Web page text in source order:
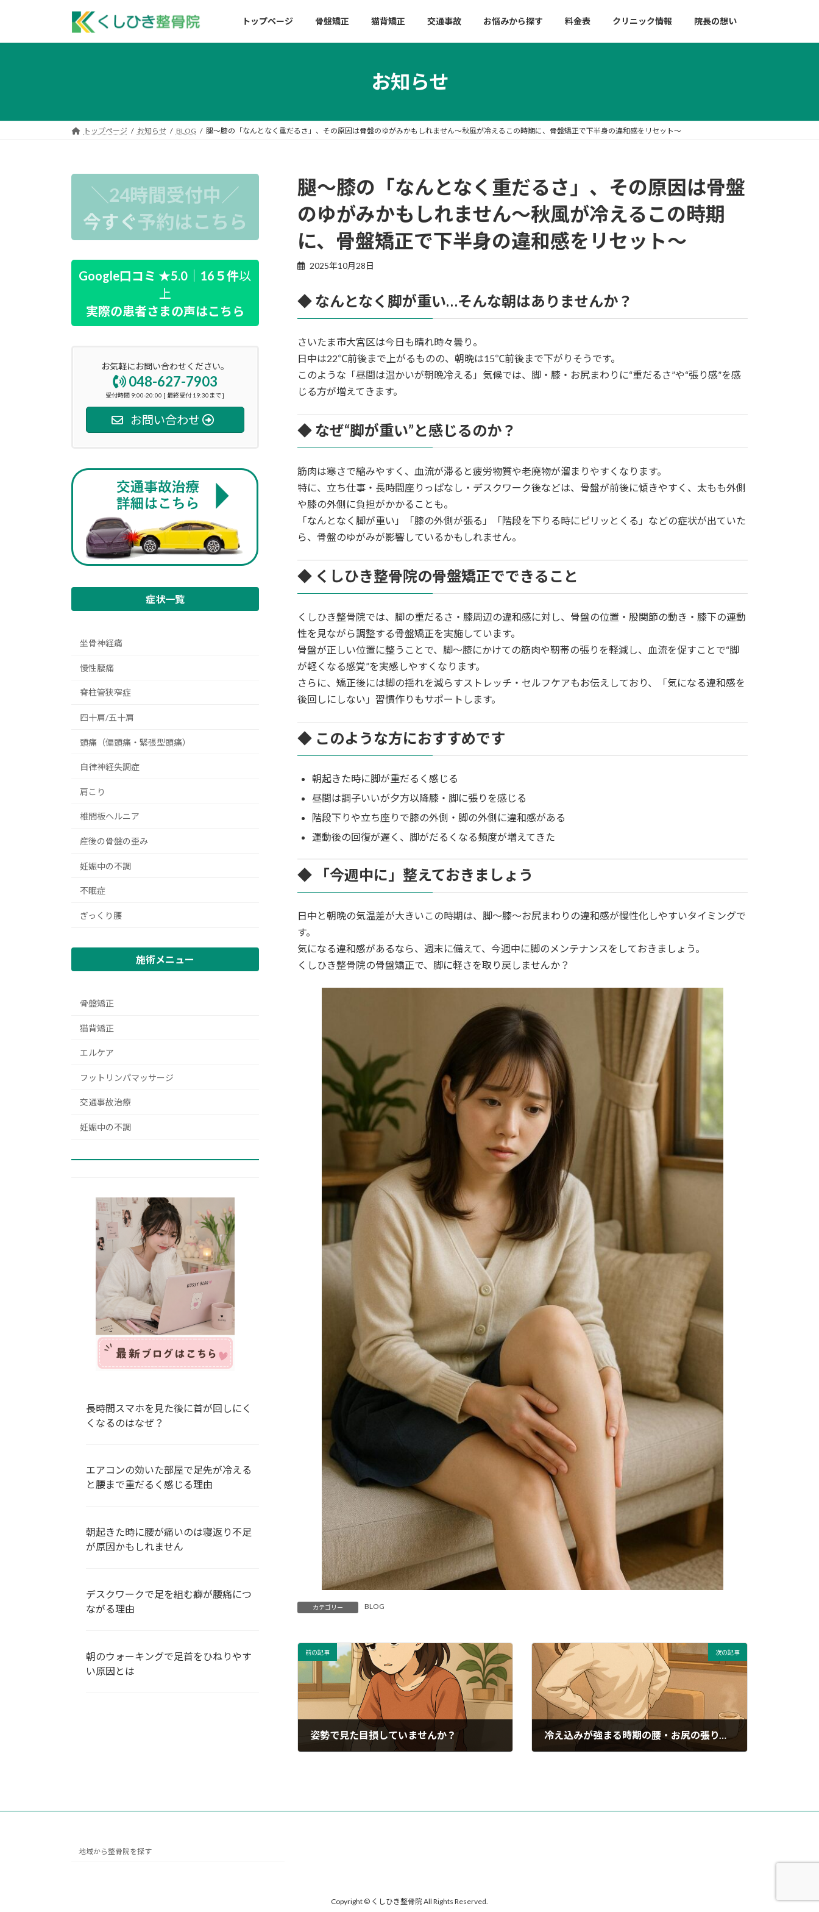
ッ
移
トップページ 骨盤矯正 猫背矯正 交通事故 お悩みから探す 料金表 クリニック情報 院長の想い
お知らせ
トップページ お知らせ BLOG 腿〜膝の「なんとなく重だるさ」、その原因は骨盤のゆがみかもしれません〜秋風が冷えるこの時期に、骨盤矯正で下半身の違和感をリセット〜
腿〜膝の「なんとなく重だるさ」、その原因は骨盤
のゆがみかもしれません〜秋風が冷えるこの時期
に、骨盤矯正で下半身の違和感をリセット〜
2025年10月28日
◆ なんとなく脚が重い…そんな朝はありませんか？
さいたま市大宮区は今日も晴れ時々曇り。
日中は22℃前後まで上がるものの、朝晩は15℃前後まで下がりそうです。
このような「昼間は温かいが朝晩冷える」気候では、脚・膝・お尻まわりに“重だるさ”や“張り感”を感
じる方が増えてきます。
◆ なぜ“脚が重い”と感じるのか？
筋肉は寒さで縮みやすく、血流が滞ると疲労物質や老廃物が溜まりやすくなります。
特に、立ち仕事・長時間座りっぱなし・デスクワーク後などは、骨盤が前後に傾きやすく、太もも外側
や膝の外側に負担がかかることも。
「なんとなく脚が重い」「膝の外側が張る」「階段を下りる時にピリッとくる」などの症状が出ていた
ら、骨盤のゆがみが影響しているかもしれません。
◆ くしひき整骨院の骨盤矯正でできること
くしひき整骨院では、脚の重だるさ・膝周辺の違和感に対し、骨盤の位置・股関節の動き・膝下の連動
性を見ながら調整する骨盤矯正を実施しています。
骨盤が正しい位置に整うことで、脚〜膝にかけての筋肉や靭帯の張りを軽減し、血流を促すことで“脚
が軽くなる感覚”を実感しやすくなります。
さらに、矯正後には脚の揺れを減らすストレッチ・セルフケアもお伝えしており、「気になる違和感を
後回しにしない」習慣作りもサポートします。
◆ このような方におすすめです
朝起きた時に脚が重だるく感じる
昼間は調子いいが夕方以降膝・脚に張りを感じる
階段下りや立ち座りで膝の外側・脚の外側に違和感がある
運動後の回復が遅く、脚がだるくなる頻度が増えてきた
◆ 「今週中に」整えておきましょう
日中と朝晩の気温差が大きいこの時期は、脚〜膝〜お尻まわりの違和感が慢性化しやすいタイミングで
す。
気になる違和感があるなら、週末に備えて、今週中に脚のメンテナンスをしておきましょう。
くしひき整骨院の骨盤矯正で、脚に軽さを取り戻しませんか？
カテゴリー BLOG
前の記事
姿勢で見た目損していませんか？
次の記事
冷え込みが強まる時期の腰・お尻の張り、どうケアしますか？〜朝晩の冷えと骨盤のゆがみで“だるさ”が残る前に〜
＼24時間受付中／
今すぐ予約はこちら
Google口コミ ★5.0｜16５件以
上
実際の患者さまの声はこちら
お気軽にお問い合わせください。
048-627-7903
受付時間 9:00-20:00 [ 最終受付 19:30まで ]
お問い合わせ
症状一覧
坐骨神経痛
慢性腰痛
脊柱管狭窄症
四十肩/五十肩
頭痛（偏頭痛・緊張型頭痛）
自律神経失調症
肩こり
椎間板ヘルニア
産後の骨盤の歪み
妊娠中の不調
不眠症
ぎっくり腰
施術メニュー
骨盤矯正
猫背矯正
エルケア
フットリンパマッサージ
交通事故治療
妊娠中の不調
長時間スマホを見た後に首が回しにく
くなるのはなぜ？
エアコンの効いた部屋で足先が冷える
と腰まで重だるく感じる理由
朝起きた時に腰が痛いのは寝返り不足
が原因かもしれません
デスクワークで足を組む癖が腰痛につ
ながる理由
朝のウォーキングで足首をひねりやす
い原因とは
地域から整骨院を探す
Copyright © くしひき整骨院 All Rights Reserved.